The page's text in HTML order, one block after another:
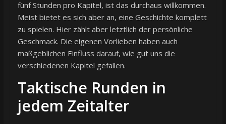
fünf Stunden pro Kapitel, ist das durchaus willkommen.
Meist bietet es sich aber an, eine Geschichte komplett
zu spielen. Hier zählt aber letztlich der persönliche
Geschmack. Die eigenen Vorlieben haben auch
maßgeblichen Einfluss darauf, wie gut uns die
verschiedenen Kapitel gefallen.
Taktische Runden in
jedem Zeitalter